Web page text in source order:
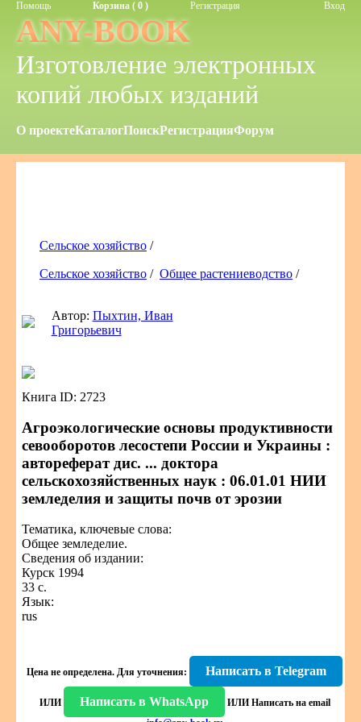
Помощь Корзина ( 0 ) Регистрация Вход
ANY-BOOK
Изготовление электронных
копий любых изданий
О проектеКаталогПоискРегистрацияФорум
Сельское хозяйство /
Сельское хозяйство / Общее растениеводство /
Автор: Пыхтин, Иван
Григорьевич
Книга ID: 2723
Агроэкологические основы продуктивности
севооборотов лесостепи России и Украины :
автореферат дис. ... доктора
сельскохозяйственных наук : 06.01.01 НИИ
земледелия и защиты почв от эрозии
Тематика, ключевые слова:
Общее земледелие.
Сведения об издании:
Курск 1994
33 с.
Язык:
rus
Цена не определена. Для уточнения: Написать в Telegram
ИЛИ Написать в WhatsApp ИЛИ Написать на email